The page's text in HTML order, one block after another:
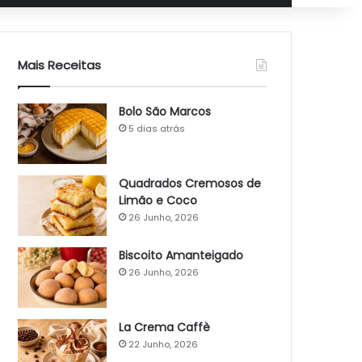
Mais Receitas
Bolo São Marcos
5 dias atrás
Quadrados Cremosos de
Limão e Coco
26 Junho, 2026
Biscoito Amanteigado
26 Junho, 2026
La Crema Caffè
22 Junho, 2026